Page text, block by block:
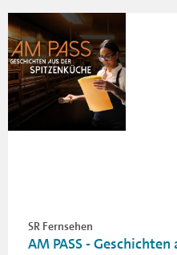
SR Fernsehen
AM PASS -